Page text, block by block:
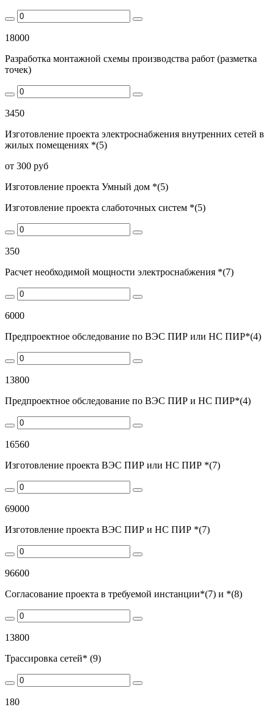
18000
Разработка монтажной схемы производства работ (разметка
точек)
3450
Изготовление проекта электроснабжения внутренних сетей в
жилых помещениях *(5)
от 300 руб
Изготовление проекта Умный дом *(5)
Изготовление проекта слаботочных систем *(5)
350
Расчет необходимой мощности электроснабжения *(7)
6000
Предпроектное обследование по ВЭС ПИР или НС ПИР*(4)
13800
Предпроектное обследование по ВЭС ПИР и НС ПИР*(4)
16560
Изготовление проекта ВЭС ПИР или НС ПИР *(7)
69000
Изготовление проекта ВЭС ПИР и НС ПИР *(7)
96600
Согласование проекта в требуемой инстанции*(7) и *(8)
13800
Трассировка сетей* (9)
180